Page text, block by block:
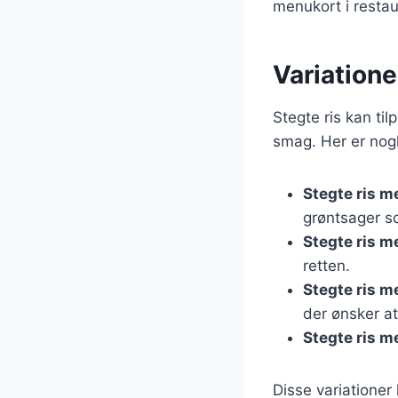
menukort i
Stegte ris kan
smag. Her er
Stegte ris
grøntsager
Stegte ris
retten.
Stegte ris
der ønsker
Stegte ris
Disse